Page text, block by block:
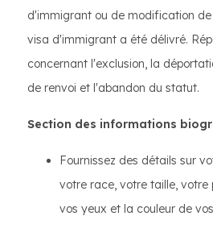
d'immigrant ou de modification
visa d'immigrant a été délivré.
concernant l'exclusion, la
de renvoi et l'abandon du statut.
Section des informations
Fournissez des détails sur
votre race, votre taille, votre
vos yeux et la couleur de